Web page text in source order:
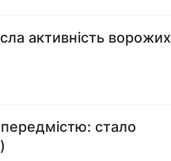
активність ворожих
стало